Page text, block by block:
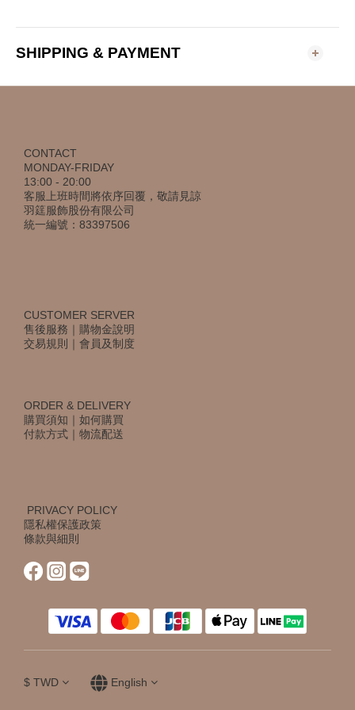
SHIPPING & PAYMENT
CONTACT
MONDAY-FRIDAY
13:00 - 20:00
客服上班時間將依序回覆，敬請見諒
羽筳服飾股份有限公司
統一編號：83397506
CUSTOMER SERVER
售後服務 ｜ 購物金說明
交易規則
｜ 會員及制度
ORDER & DELIVERY
購買須知 ｜ 如何購買
付款方式 ｜ 物流配送
PRIVACY POLICY
隱私權保護政策
條款與細則
$ TWD English